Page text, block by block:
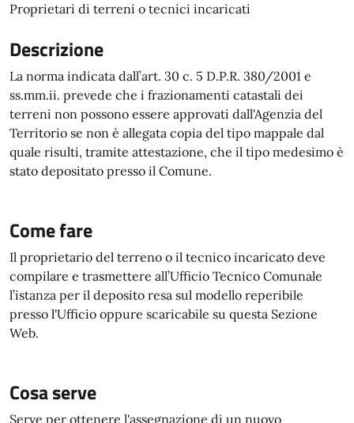
Proprietari di terreni o tecnici incaricati
Descrizione
La norma indicata dall’art. 30 c. 5 D.P.R. 380/2001 e
ss.mm.ii. prevede che i frazionamenti catastali dei
terreni non possono essere approvati dall'Agenzia del
Territorio se non è allegata copia del tipo mappale dal
quale risulti, tramite attestazione, che il tipo medesimo è
stato depositato presso il Comune.
Come fare
Il proprietario del terreno o il tecnico incaricato deve
compilare e trasmettere all’Ufficio Tecnico Comunale
l’istanza per il deposito resa sul modello reperibile
presso l'Ufficio oppure scaricabile su questa Sezione
Web.
Cosa serve
Serve per ottenere l'assegnazione di un nuovo